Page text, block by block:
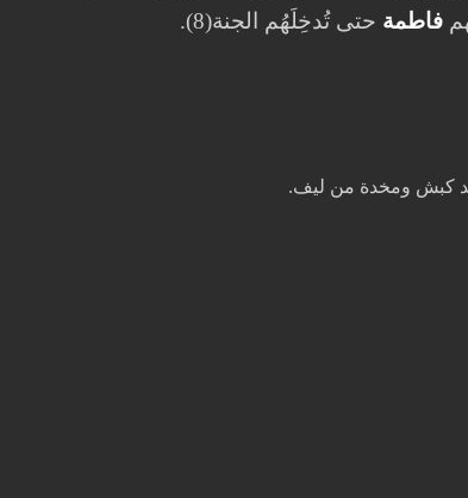
فاطمة حتى تُدخِلَهُم الجنة(8).